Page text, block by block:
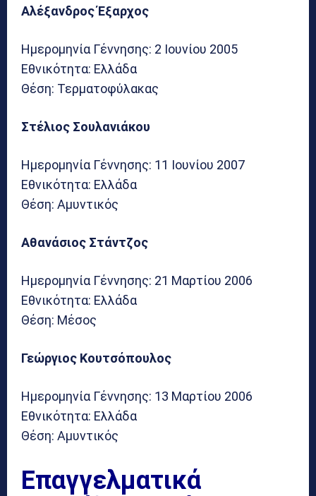
Αλέξανδρος Έξαρχος
Ημερομηνία Γέννησης: 2 Ιουνίου 2005
Εθνικότητα: Ελλάδα
Θέση: Τερματοφύλακας
Στέλιος Σουλανιάκου
Ημερομηνία Γέννησης: 11 Ιουνίου 2007
Εθνικότητα: Ελλάδα
Θέση: Αμυντικός
Αθανάσιος Στάντζος
Ημερομηνία Γέννησης: 21 Μαρτίου 2006
Εθνικότητα: Ελλάδα
Θέση: Μέσος
Γεώργιος Κουτσόπουλος
Ημερομηνία Γέννησης: 13 Μαρτίου 2006
Εθνικότητα: Ελλάδα
Θέση: Αμυντικός
Επαγγελματικά